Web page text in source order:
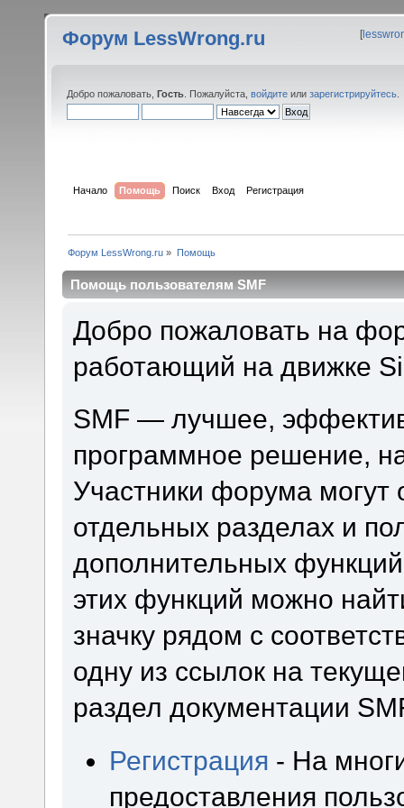
Форум LessWrong.ru [
Добро пожаловать, Гость . Пожалуйста, войдите или зарегистрируйтесь
Начало Помощь Поиск Вход Регистрация
Форум LessWrong.ru » Помощь
Помощь пользователям SMF
Добро пожаловать на
работающий на движке
SMF — лучшее,
программное решение,
Участники форума
отдельных разделах и
дополнительных
этих функций можно
значку рядом с
одну из ссылок на
раздел документации
Регистрация - На
предоставления